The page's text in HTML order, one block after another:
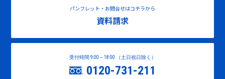
パンフレット・お問合せはコチラから
資料請求
受付時間 9:00～18:00 （土日祝日除く）
0120-731-211